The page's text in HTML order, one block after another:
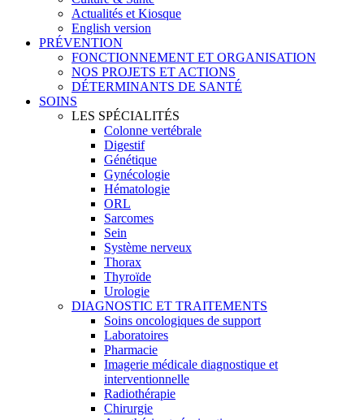
Actualités et Kiosque
English version
PRÉVENTION
FONCTIONNEMENT ET ORGANISATION
NOS PROJETS ET ACTIONS
DÉTERMINANTS DE SANTÉ
SOINS
LES SPÉCIALITÉS
Colonne vertébrale
Digestif
Génétique
Gynécologie
Hématologie
ORL
Sarcomes
Sein
Système nerveux
Thorax
Thyroïde
Urologie
DIAGNOSTIC ET TRAITEMENTS
Soins oncologiques de support
Laboratoires
Pharmacie
Imagerie médicale diagnostique et
interventionnelle
Radiothérapie
Chirurgie